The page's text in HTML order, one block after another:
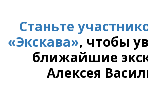
Станьте
«Экскава», чтобы
ближайшие
Алексея